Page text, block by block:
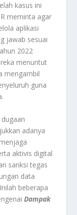
kasus ini
meminta agar
aplikasi
jawab sesuai
2022
menuntut
mengambil
guna
.
adanya
aktivis digital
sanksi tegas
data
beberapa
Dampak